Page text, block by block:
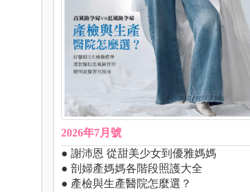
2026年7月號
● 謝沛恩 從甜美少女到優雅媽媽
● 剖婦產媽媽各階段照護大全
● 產檢與生產醫院怎麼選？